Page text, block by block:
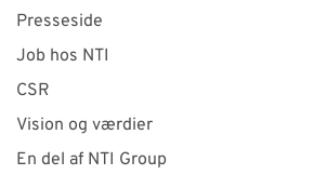
Presseside
Job hos NTI
CSR
Vision og værdier
En del af NTI Group